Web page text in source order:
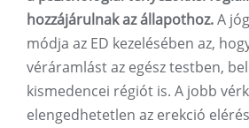
hozzájárulnak az állapothoz.A
módja az ED kezelésében az,
véráramlást az egész testben,
kismedencei régiót is. A jobb
elengedhetetlen az erekció